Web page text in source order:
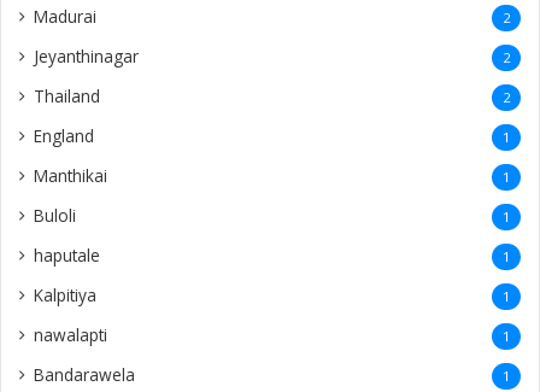
Madurai 2
Jeyanthinagar 2
Thailand 2
England 1
Manthikai 1
Buloli 1
haputale 1
Kalpitiya 1
nawalapti 1
Bandarawela 1